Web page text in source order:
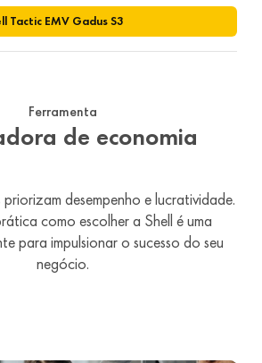
Tactic EMV Gadus S3
Ferramenta
de economia
priorizam desempenho e lucratividade.
como escolher a Shell é uma
para impulsionar o sucesso do seu
negócio.